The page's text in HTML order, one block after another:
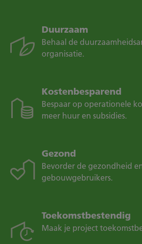
Duurzaam
Behaal de
organisatie.
Kostenbesparend
Bespaar op operationele
meer huur en subsidies.
Gezond
Bevorder de gezondheid
gebouwgebruikers.
Toekomstbestendig
Maak je project